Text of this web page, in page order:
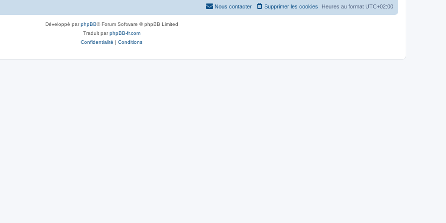
Heures au format UTC+02:00
Supprimer les cookies
Nous contacter
Développé parphpBB® Forum Software © phpBB Limited
Traduit parphpBB-fr.com
Confidentialité | Conditions